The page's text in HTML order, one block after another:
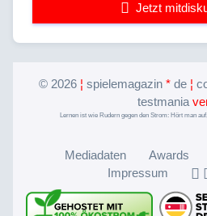
Jetzt
© 2026 ¦ spielemagazin* de ¦
testmania
Lernen ist wie Rudern gegen den Strom: Hört man
Mediadaten Awards
Impressum